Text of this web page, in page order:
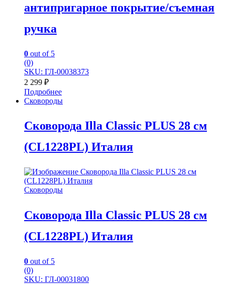
антипригарное покрытие/съемная
ручка
0 out of 5
(0)
SKU: ГЛ-00038373
2 299 ₽
Подробнее
Сковороды
Сковорода Illa Classic PLUS 28 см
(CL1228PL) Италия
Сковороды
Сковорода Illa Classic PLUS 28 см
(CL1228PL) Италия
0 out of 5
(0)
SKU: ГЛ-00031800